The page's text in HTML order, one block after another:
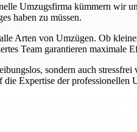
Umzugsfirma kümmern wir
haben zu müssen.
Arten von Umzügen. Ob
Team garantieren maximale
sondern auch stressfrei
Expertise der